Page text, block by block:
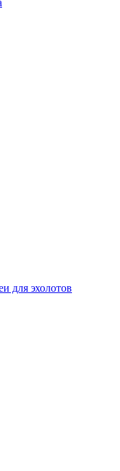
для эхолотов